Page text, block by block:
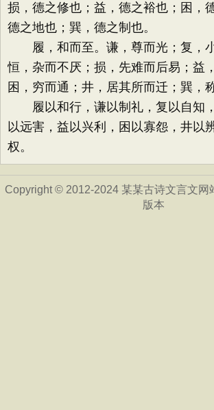
损，德之修也；益，德之裕也；困，
德之地也；巽，德之制也。
履，和而至。谦，尊而光；复，小
恒，杂而不厌；损，先难而后易；益
困，穷而通；井，居其所而迁；巽，
履以和行，谦以制礼，复以自知
以远害，益以兴利，困以寡怨，井以
权。
Copyright © 2012-2024 某某古诗文言文网
版本